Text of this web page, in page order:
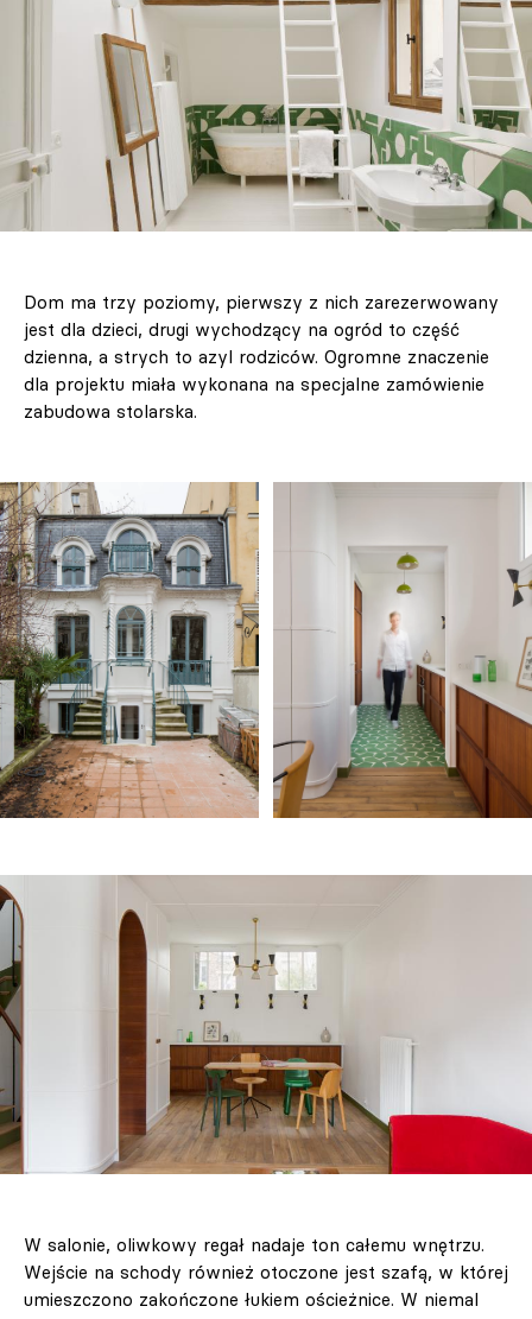
Dom ma trzy poziomy, pierwszy z nich zarezerwowany
jest dla dzieci, drugi wychodzący na ogród to część
dzienna, a strych to azyl rodziców. Ogromne znaczenie
dla projektu miała wykonana na specjalne zamówienie
zabudowa stolarska.
W salonie, oliwkowy regał nadaje ton całemu wnętrzu.
Wejście na schody również otoczone jest szafą, w której
umieszczono zakończone łukiem ościeżnice. W niemal